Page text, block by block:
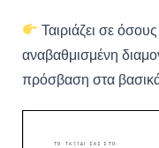
Ταιριάζει σε
αναβαθμισμένη
πρόσβαση στα βασικά